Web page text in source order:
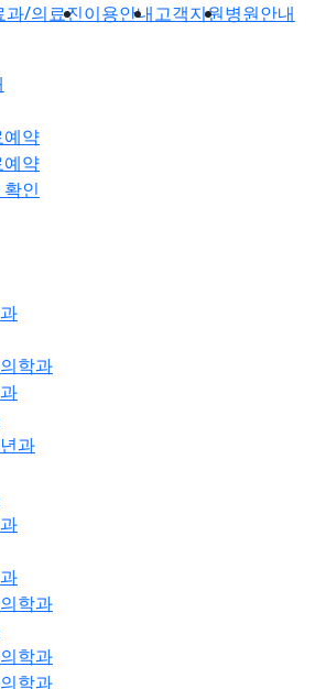
과/의료진이용안내고객지원병원안내
예약
약
인
학과
과
학과
학과
학과